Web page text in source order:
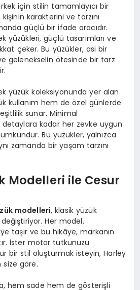
için stilin tamamlayıcı bir
karakterini ve tarzını
güçlü bir ifade aracıdır.
yüzükleri, güçlü tasarımları ve
çeker. Bu yüzükler, asi bir
gelenekselin ötesinde bir tarz
yüzük koleksiyonunda yer alan
kullanım hem de özel günlerde
sunar. Minimal
detaylara kadar her zevke uygun
Bu yüzükler, yalnızca
zamanda bir yaşam tarzını
Modelleri ile Cesur
modelleri, klasik yüzük
değiştiriyor. Her model,
taşır ve bu hikâye, markanın
İster motor tutkunuzu
bir stil oluşturmak isteyin, Harley
göre.
hem sade hem de gösterişli